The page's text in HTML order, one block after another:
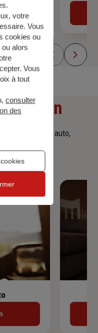
d'assurance, auto,
votre
Vous
cookies ou
alors
Vous
à tout
consulter
des